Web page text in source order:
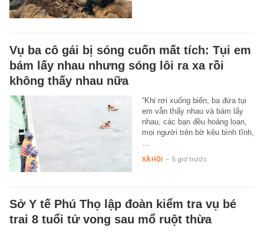
Vụ ba cô gái bị sóng cuốn mất tích: Tụi em
bám lấy nhau nhưng sóng lôi ra xa rồi
không thấy nhau nữa
“Khi rơi xuống biển, ba đứa tụi
em vẫn thấy nhau và bám lấy
nhau, các bạn đều hoảng loạn,
mọi người trên bờ kêu bình tĩnh,
…
XÃ HỘI - 5 giờ trước
Sở Y tế Phú Thọ lập đoàn kiểm tra vụ bé
trai 8 tuổi tử vong sau mổ ruột thừa